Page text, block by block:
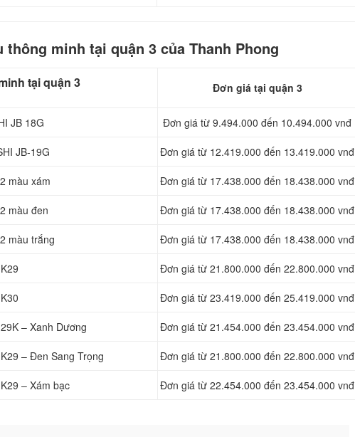
thông minh tại quận 3 của Thanh Phong
tại quận 3 Đơn giá tại quận 3
JB 18G Đơn giá từ 9.494.000 đến 10.494.000 vnđ
JB-19G Đơn giá từ 12.419.000 đến 13.419.000 vnđ
màu xám Đơn giá từ 17.438.000 đến 18.438.000 vnđ
màu đen Đơn giá từ 17.438.000 đến 18.438.000 vnđ
màu trắng Đơn giá từ 17.438.000 đến 18.438.000 vnđ
Đơn giá từ 21.800.000 đến 22.800.000 vnđ
Đơn giá từ 23.419.000 đến 25.419.000 vnđ
– Xanh Dương Đơn giá từ 21.454.000 đến 23.454.000 vnđ
– Đen Sang Trọng Đơn giá từ 21.800.000 đến 22.800.000 vnđ
– Xám bạc Đơn giá từ 22.454.000 đến 23.454.000 vnđ